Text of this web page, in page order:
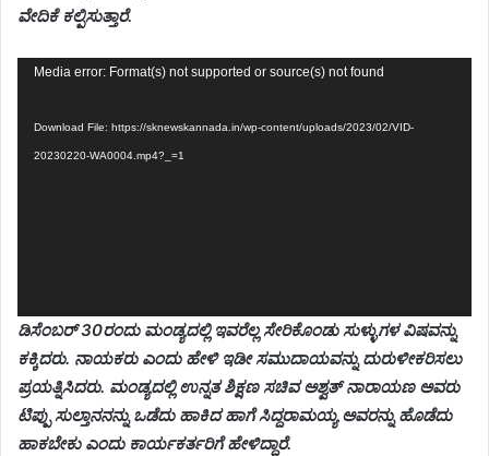
ವೇದಿಕೆ ಕಲ್ಪಿಸುತ್ತಾರೆ.
Video
Media error: Format(s) not supported or source(s) not found
Download File: https://sknewskannada.in/wp-content/uploads/2023/02/VID-
20230220-WA0004.mp4?_=1
ಡಿಸೆಂಬರ್ 30ರಂದು ಮಂಡ್ಯದಲ್ಲಿ ಇವರೆಲ್ಲ ಸೇರಿಕೊಂಡು ಸುಳ್ಳುಗಳ ವಿಷವನ್ನು
ಕಕ್ಕಿದರು. ನಾಯಕರು ಎಂದು ಹೇಳಿ ಇಡೀ ಸಮುದಾಯವನ್ನು ದುರುಳೀಕರಿಸಲು
ಪ್ರಯತ್ನಿಸಿದರು. ಮಂಡ್ಯದಲ್ಲಿ ಉನ್ನತ ಶಿಕ್ಷಣ ಸಚಿವ ಅಶ್ವತ್ ನಾರಾಯಣ ಅವರು
ಟಿಪ್ಪು ಸುಲ್ತಾನನನ್ನು ಒಡೆದು ಹಾಕಿದ ಹಾಗೆ ಸಿದ್ದರಾಮಯ್ಯ ಅವರನ್ನು ಹೊಡೆದು
ಹಾಕಬೇಕು ಎಂದು ಕಾರ್ಯಕರ್ತರಿಗೆ ಹೇಳಿದ್ದಾರೆ.